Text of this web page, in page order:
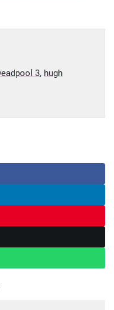
3, hugh